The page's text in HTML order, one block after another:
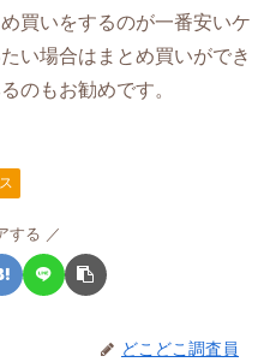
買いをするのが一番安いケ
い場合はまとめ買いができ
のもお勧めです。
する
どこどこ調査員